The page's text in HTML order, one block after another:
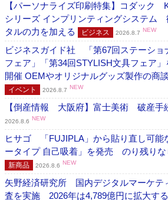
【パーソナライズ印刷特集】コダック
シリーズ インプリンティングシステム
タルの力を加える
ビジネス 2026.8.7 NEW
ビジネスガイド社 「第67回ステーショ
フェア」「第34回STYLISH文具フェア
開催 OEMやオリジナルグッズ製作の商
イベント 2026.8.7 NEW
【倒産情報 大阪府】富士美術 破産手
2026.8.6 NEW
ヒサゴ 「FUJIPLA」から貼り直し可能
ータイプ 自己吸着」を発売 のり残りな
新商品 2026.8.6 NEW
矢野経済研究所 国内デジタルマーケテ
査を実施 2026年は4,789億円に拡大す